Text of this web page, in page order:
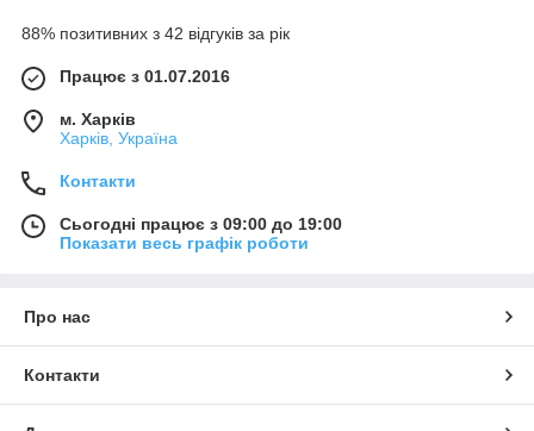
88% позитивних з 42 відгуків за рік
Працює з 01.07.2016
м. Харків
Харків, Україна
Контакти
Сьогодні працює з 09:00 до 19:00
Показати весь графік роботи
Про нас
Контакти